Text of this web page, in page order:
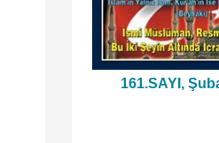
161.SAYI,